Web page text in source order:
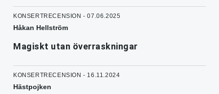
KONSERTRECENSION - 07.06.2025
Håkan Hellström
Magiskt utan överraskningar
KONSERTRECENSION - 16.11.2024
Hästpojken